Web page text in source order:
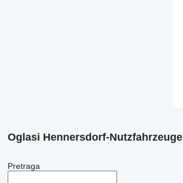
Oglasi Hennersdorf-Nutzfahrzeuge
Pretraga